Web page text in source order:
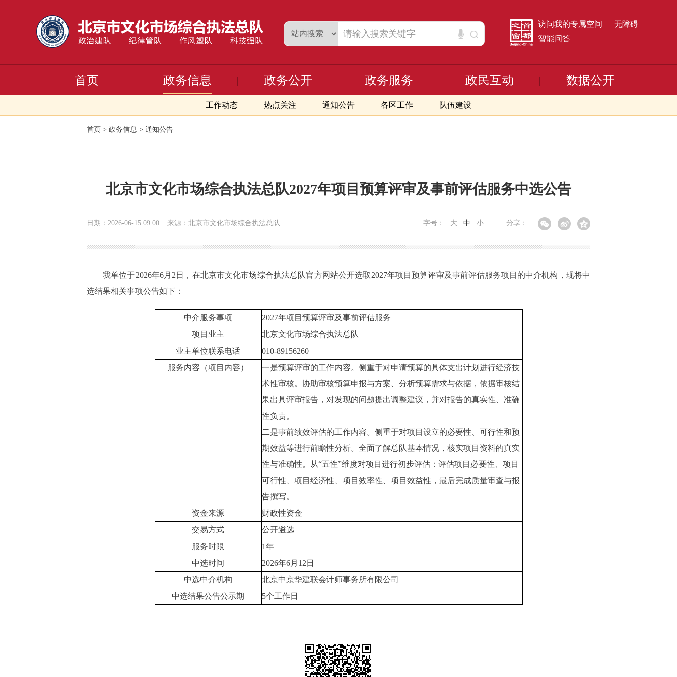
访问我的专属空间 |
无障碍
智能问答
首页 政务信息
工作动态 热点关注 通知公告 各区工作 队伍建设
政务公开 政务服务 政民互动 数据公开
首页 > 政务信息 > 通知公告
北京市文化市场综合执法总队2027年项目预算评审及事前评估服务中选公告
日期：2026-06-15 09:00 来源：北京市文化市场综合执法总队 分享：
字号： 大 中 小
我单位于2026年6月2日，在北京市文化市场综合执法总队官方网站公开选取2027年项目预算评审及事前评估服务项目的中介机构，现将中
选结果相关事项公告如下：
中介服务事项
2027年项目预算评审及事前评估服务
项目业主
北京文化市场综合执法总队
业主单位联系电话
010-89156260
服务内容（项目内容）
一是预算评审的工作内容。侧重于对申请预算的具体支出计划进行经济技
术性审核。协助审核预算申报与方案、分析预算需求与依据，依据审核结
果出具评审报告，对发现的问题提出调整建议，并对报告的真实性、准确
性负责。
二是事前绩效评估的工作内容。侧重于对项目设立的必要性、可行性和预
期效益等进行前瞻性分析。全面了解总队基本情况，核实项目资料的真实
性与准确性。从“五性”维度对项目进行初步评估：评估项目必要性、项目
可行性、项目经济性、项目效率性、项目效益性，最后完成质量审查与报
告撰写。
资金来源
财政性资金
交易方式
公开遴选
服务时限
1年
中选时间
2026年6月12日
中选中介机构
北京中京华建联会计师事务所有限公司
中选结果公告公示期
5个工作日